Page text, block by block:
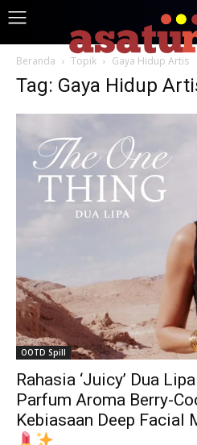
Beranda Topik Gaya Hidup Artis
Tag: Gaya Hidup
OOTD Spill
Rahasia ‘Juicy’ Dua
Parfum Aroma Berry-
Kebiasaan Deep Facial